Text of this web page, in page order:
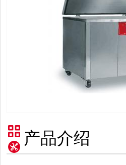
产品介绍